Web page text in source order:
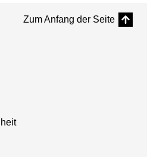
Zum Anfang der Seite